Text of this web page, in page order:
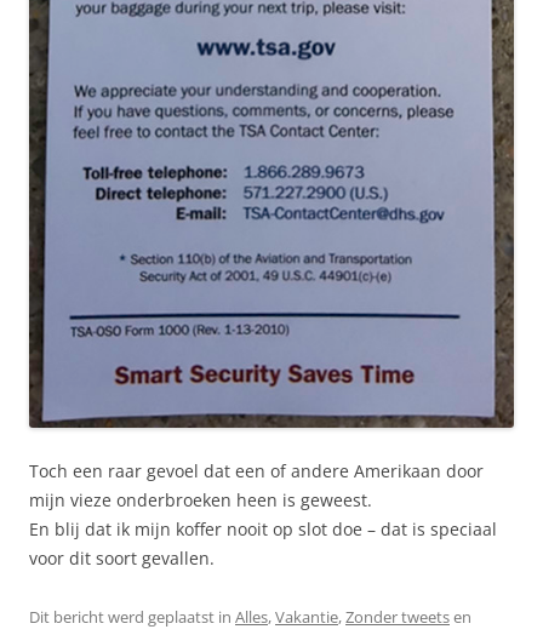
Toch een raar gevoel dat een of andere Amerikaan door
mijn vieze onderbroeken heen is geweest.
En blij dat ik mijn koffer nooit op slot doe – dat is speciaal
voor dit soort gevallen.
Dit bericht werd geplaatst in Alles,Vakantie,Zonder tweetsen